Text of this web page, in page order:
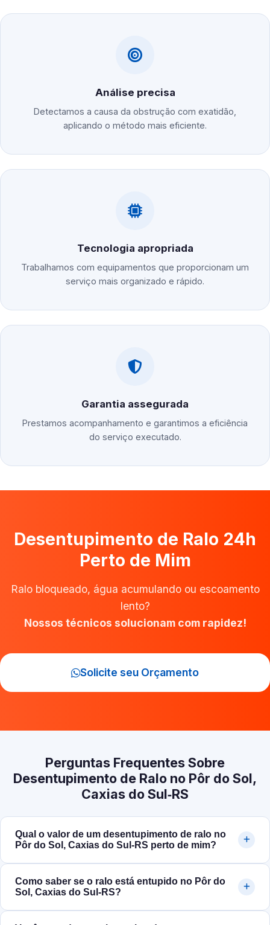
Análise precisa
Detectamos a causa da obstrução com exatidão,
aplicando o método mais eficiente.
Tecnologia apropriada
Trabalhamos com equipamentos que proporcionam um
serviço mais organizado e rápido.
Garantia assegurada
Prestamos acompanhamento e garantimos a eficiência
do serviço executado.
Desentupimento de Ralo 24h
Perto de Mim
Ralo bloqueado, água acumulando ou escoamento
lento?
Nossos técnicos solucionam com rapidez!
Solicite seu Orçamento
Perguntas Frequentes Sobre
Desentupimento de Ralo no Pôr do Sol,
Caxias do Sul‑RS
Qual o valor de um desentupimento de ralo no
Pôr do Sol, Caxias do Sul‑RS perto de mim?
Como saber se o ralo está entupido no Pôr do
Sol, Caxias do Sul‑RS?